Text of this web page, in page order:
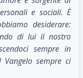
e sociali. È
desiderare:
di lui il nostro
sempre in
sempre ci